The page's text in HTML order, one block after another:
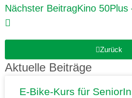
Nächster BeitragKino 50Plus
Zurück
Aktuelle Beiträge
E-Bike-Kurs für